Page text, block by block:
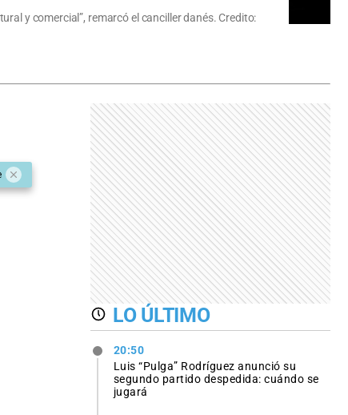
y comercial”, remarcó el canciller danés. Credito:
LO ÚLTIMO
20:50
Luis “Pulga” Rodríguez anunció su
segundo partido despedida: cuándo se
jugará